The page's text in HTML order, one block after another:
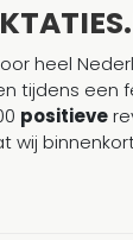
heel
tijdens een
positieve